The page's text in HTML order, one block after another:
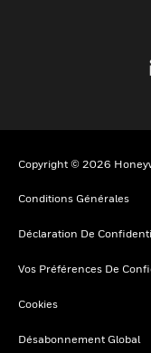
Copyright © 2026
Conditions Générales
Déclaration De
Vos Préférences De
Cookies
Désabonnement Global